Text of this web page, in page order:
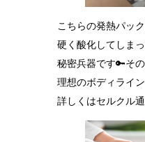
こちらの発熱パッ
硬く酸化してしま
秘密兵器です🔑そ
理想のボディライ
詳しくはセルクル